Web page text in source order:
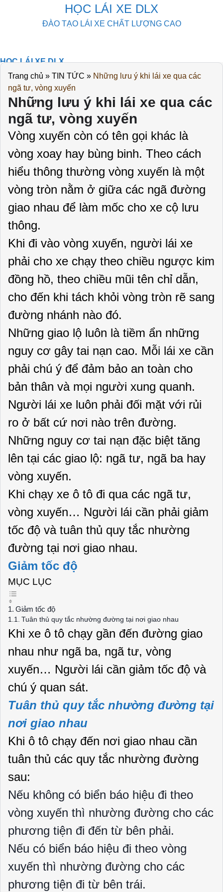
HỌC LÁI XE DLX
ĐÀO TẠO LÁI XE CHẤT LƯỢNG CAO
HỌC LÁI XE DLX
KHOÁ HỌC
THI THỬ
DOWLOAD
TIN TỨC
LIÊN HỆ
Trang chủ » TIN TỨC » Những lưu ý khi lái xe qua các
ngã tư, vòng xuyến
Những lưu ý khi lái xe qua các
ngã tư, vòng xuyến
Vòng xuyến còn có tên gọi khác là
vòng xoay hay bùng binh. Theo cách
hiểu thông thường vòng xuyến là một
vòng tròn nằm ở giữa các ngã đường
giao nhau để làm mốc cho xe cộ lưu
thông.
Khi đi vào vòng xuyến, người lái xe
phải cho xe chạy theo chiều ngược kim
đồng hồ, theo chiều mũi tên chỉ dẫn,
cho đến khi tách khỏi vòng tròn rẽ sang
đường nhánh nào đó.
Những giao lộ luôn là tiềm ẩn những
nguy cơ gây tai nạn cao. Mỗi lái xe cần
phải chú ý để đảm bảo an toàn cho
bản thân và mọi người xung quanh.
Người lái xe luôn phải đối mặt với rủi
ro ở bất cứ nơi nào trên đường.
Những nguy cơ tai nạn đặc biệt tăng
lên tại các giao lộ: ngã tư, ngã ba hay
vòng xuyến.
Khi chạy xe ô tô đi qua các ngã tư,
vòng xuyến… Người lái cần phải giảm
tốc độ và tuân thủ quy tắc nhường
đường tại nơi giao nhau.
Giảm tốc độ
MỤC LỤC
Giảm tốc độ
Tuân thủ quy tắc nhường đường tại nơi giao nhau
Khi xe ô tô chạy gần đến đường giao
nhau như ngã ba, ngã tư, vòng
xuyến… Người lái cần giảm tốc độ và
chú ý quan sát.
Tuân thủ quy tắc nhường đường tại
nơi giao nhau
Khi ô tô chạy đến nơi giao nhau cần
tuân thủ các quy tắc nhường đường
sau:
Nếu không có biển báo hiệu đi theo
vòng xuyến thì nhường đường cho các
phương tiện đi đến từ bên phải.
Nếu có biển báo hiệu đi theo vòng
xuyến thì nhường đường cho các
phương tiện đi từ bên trái.